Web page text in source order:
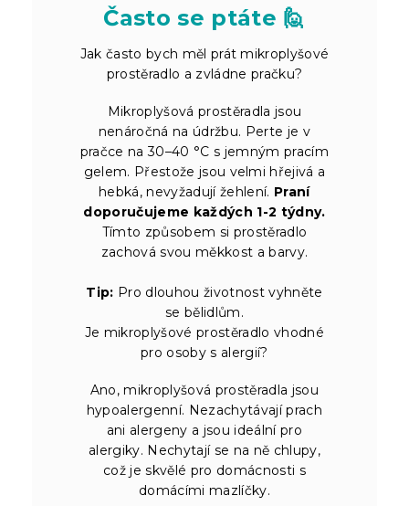
Často se ptáte 🙋
Jak často bych měl prát mikroplyšové
prostěradlo a zvládne pračku?
Mikroplyšová prostěradla jsou
nenáročná na údržbu. Perte je v
pračce na 30–40 °C s jemným pracím
gelem. Přestože jsou velmi hřejivá a
hebká, nevyžadují žehlení. Praní
doporučujeme každých 1-2 týdny.
Tímto způsobem si prostěradlo
zachová svou měkkost a barvy.
Tip: Pro dlouhou životnost vyhněte
se bělidlům.
Je mikroplyšové prostěradlo vhodné
pro osoby s alergií?
Ano, mikroplyšová prostěradla jsou
hypoalergenní. Nezachytávají prach
ani alergeny a jsou ideální pro
alergiky. Nechytají se na ně chlupy,
což je skvělé pro domácnosti s
domácími mazlíčky.